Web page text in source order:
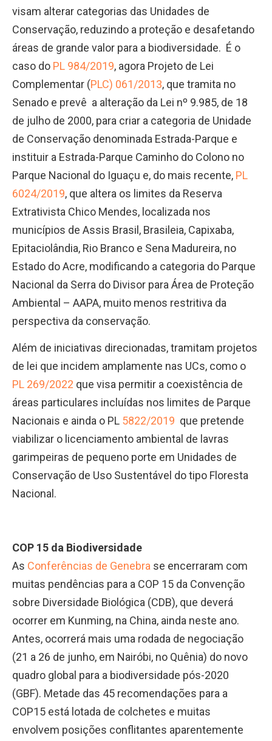
visam alterar categorias das Unidades de
Conservação, reduzindo a proteção e desafetando
áreas de grande valor para a biodiversidade. É o
caso do PL 984/2019, agora Projeto de Lei
Complementar (PLC) 061/2013, que tramita no
Senado e prevê a alteração da Lei nº 9.985, de 18
de julho de 2000, para criar a categoria de Unidade
de Conservação denominada Estrada-Parque e
instituir a Estrada-Parque Caminho do Colono no
Parque Nacional do Iguaçu e, do mais recente, PL
6024/2019, que altera os limites da Reserva
Extrativista Chico Mendes, localizada nos
municípios de Assis Brasil, Brasileia, Capixaba,
Epitaciolândia, Rio Branco e Sena Madureira, no
Estado do Acre, modificando a categoria do Parque
Nacional da Serra do Divisor para Área de Proteção
Ambiental – AAPA, muito menos restritiva da
perspectiva da conservação.
Além de iniciativas direcionadas, tramitam projetos
de lei que incidem amplamente nas UCs, como o
PL 269/2022 que visa permitir a coexistência de
áreas particulares incluídas nos limites de Parque
Nacionais e ainda o PL 5822/2019 que pretende
viabilizar o licenciamento ambiental de lavras
garimpeiras de pequeno porte em Unidades de
Conservação de Uso Sustentável do tipo Floresta
Nacional.
COP 15 da Biodiversidade
As Conferências de Genebra se encerraram com
muitas pendências para a COP 15 da Convenção
sobre Diversidade Biológica (CDB), que deverá
ocorrer em Kunming, na China, ainda neste ano.
Antes, ocorrerá mais uma rodada de negociação
(21 a 26 de junho, em Nairóbi, no Quênia) do novo
quadro global para a biodiversidade pós-2020
(GBF). Metade das 45 recomendações para a
COP15 está lotada de colchetes e muitas
envolvem posições conflitantes aparentemente